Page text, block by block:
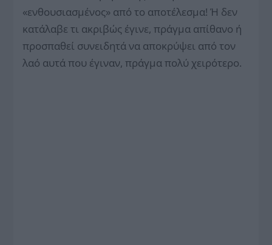
«ενθουσιασμένος» από το αποτέλεσμα! Ή δεν
κατάλαβε τι ακριβώς έγινε, πράγμα απίθανο ή
προσπαθεί συνειδητά να αποκρύψει από τον
λαό αυτά που έγιναν, πράγμα πολύ χειρότερο.